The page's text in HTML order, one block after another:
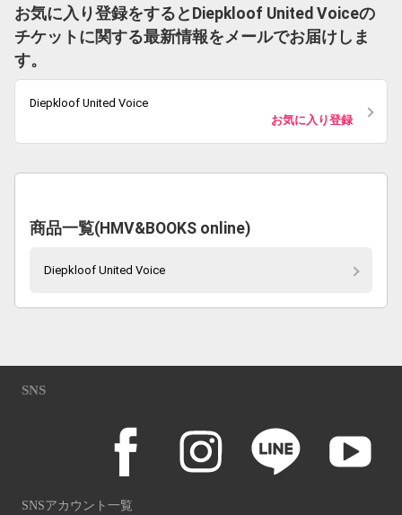
お気に入り登録をするとDiepkloof United Voiceの
チケットに関する最新情報をメールでお届けしま
す。
Diepkloof United Voice
お気に入り登録
商品一覧(HMV&BOOKS online)
Diepkloof United Voice
SNS
SNSアカウント一覧